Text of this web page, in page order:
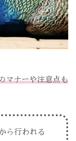
マナーや注意点も
ら行われる